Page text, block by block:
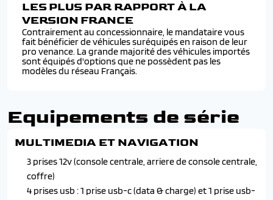
LES PLUS PAR RAPPORT À LA
VERSION FRANCE
Contrairement au concessionnaire, le mandataire vous
fait bénéficier de véhicules suréquipés en raison de leur
pro venance. La grande majorité des véhicules importés
sont équipés d'options que ne possèdent pas les
modèles du réseau Français.
Equipements de série
MULTIMEDIA ET NAVIGATION
3 prises 12v (console centrale, arriere de console centrale,
coffre)
4 prises usb : 1 prise usb-c (data & charge) et 1 prise usb-